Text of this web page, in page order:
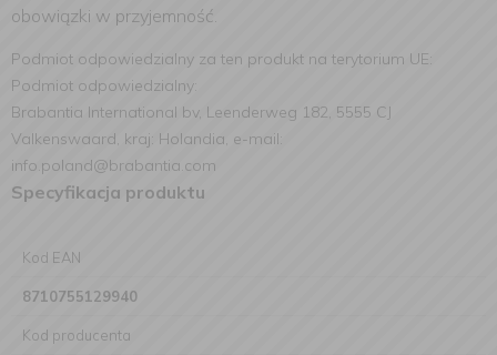
obowiązki w przyjemność.
Podmiot odpowiedzialny za ten produkt na terytorium UE:
Podmiot odpowiedzialny:
Brabantia International bv, Leenderweg 182, 5555 CJ
Valkenswaard, kraj: Holandia, e-mail:
info.poland@brabantia.com
Specyfikacja produktu
Kod EAN
8710755129940
Kod producenta